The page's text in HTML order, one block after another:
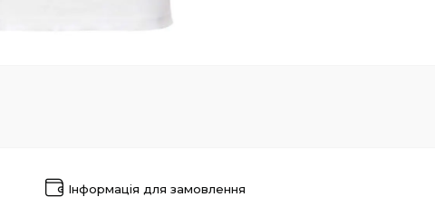
Інформація для замовлення